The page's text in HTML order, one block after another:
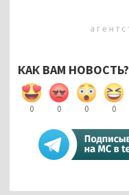
КАК ВАМ НОВОСТЬ?
0 0 0 0